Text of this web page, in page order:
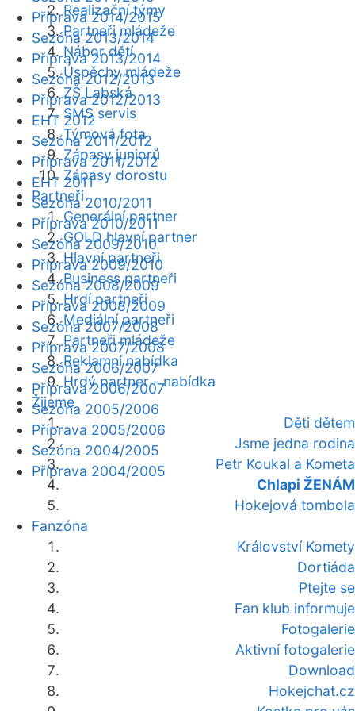
Realizační týmy
Partneři mládeže
Nábor dětí
Úspěchy mládeže
ZŠ Labská
SMS servis
Týmová fota
Zápasy juniorů
Zápasy dorostu
Partneři
Generální partner
GOLD hlavní partner
Hlavní partneři
Business partneři
Hrdí partneři
Mediální partneři
Partneři mládeže
Reklamní nabídka
Hrdý partner - nabídka
Žijeme
Děti dětem
Jsme jedna rodina
Petr Koukal a Kometa
Chlapi ŽENÁM
Hokejová tombola
Fanzóna
Království Komety
Dortiáda
Ptejte se
Fan klub informuje
Fotogalerie
Aktivní fotogalerie
Download
Hokejchat.cz
Příprava 2014/2015
Sezóna 2013/2014
Příprava 2013/2014
Sezóna 2012/2013
Příprava 2012/2013
EHT 2012
Sezóna 2011/2012
Příprava 2011/2012
EHT 2011
Sezóna 2010/2011
Příprava 2010/2011
Sezóna 2009/2010
Příprava 2009/2010
Sezóna 2008/2009
Příprava 2008/2009
Sezóna 2007/2008
Příprava 2007/2008
Sezóna 2006/2007
Příprava 2006/2007
Sezóna 2005/2006
Příprava 2005/2006
Sezóna 2004/2005
Příprava 2004/2005